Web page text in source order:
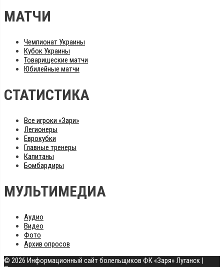
МАТЧИ
Чемпионат Украины
Кубок Украины
Товарищеские матчи
Юбилейные матчи
СТАТИСТИКА
Все игроки «Зари»
Легионеры
Еврокубки
Главные тренеры
Капитаны
Бомбардиры
МУЛЬТИМЕДИА
Аудио
Видео
Фото
Архив опросов
© 2026 Информационный сайт болельщиков ФК «Заря» Луганск |